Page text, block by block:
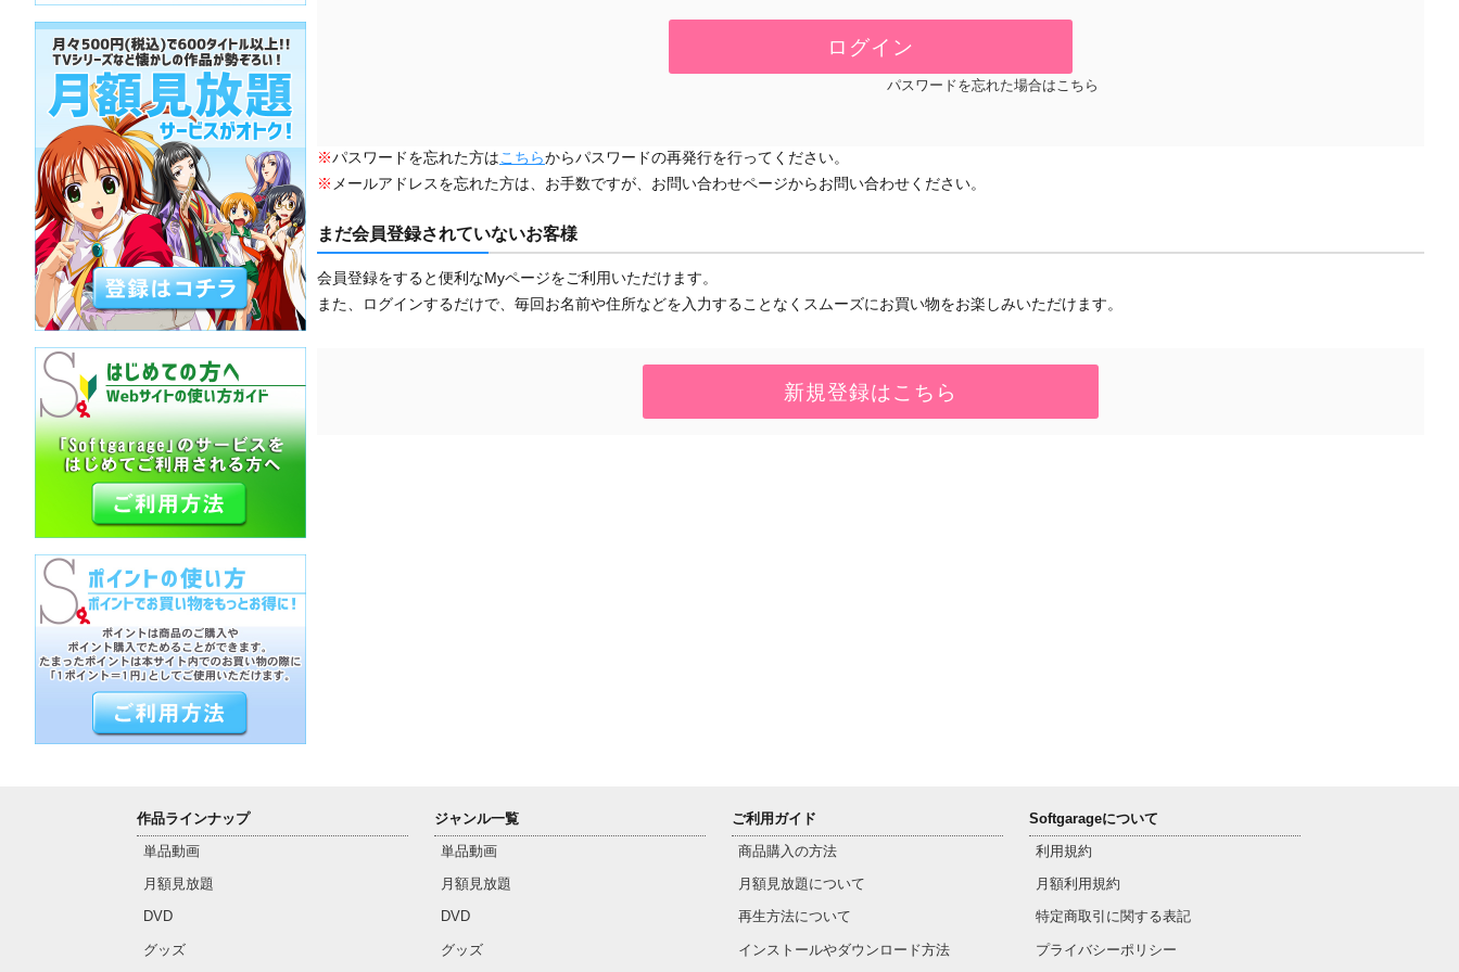
パスワードを忘れた場合はこちら
※パスワードを忘れた方はこちらからパスワードの再発行を行ってください。
※ メールアドレスを忘れた方は、お手数ですが、お問い合わせページからお問い合わせください。
まだ会員登録されていないお客様
会員登録をすると便利なMyページをご利用いただけます。
また、ログインするだけで、毎回お名前や住所などを入力することなくスムーズにお買い物をお楽しみいただけます。
作品ラインナップ
単品動画
月額見放題
DVD
グッズ
ジャンル一覧
単品動画
月額見放題
DVD
グッズ
ご利用ガイド
商品購入の方法
月額見放題について
再生方法について
インストールやダウンロード方法
Softgarageについて
利用規約
月額利用規約
特定商取引に関する表記
プライバシーポリシー